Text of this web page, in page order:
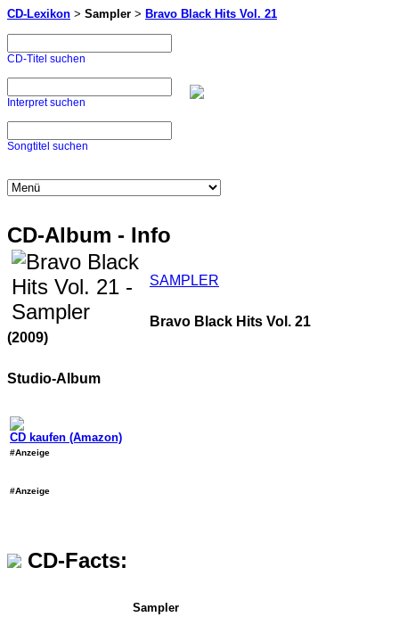
CD-Lexikon > Sampler > Bravo Black Hits Vol. 21
CD-Titel suchen
Interpret suchen
Songtitel suchen
CD-Album - Info
SAMPLER
Bravo Black Hits Vol. 21
(2009)
Studio-Album
CD kaufen (Amazon)
#Anzeige
#Anzeige
CD-Facts:
Sampler